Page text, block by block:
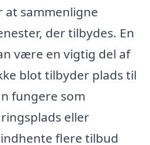
at sammenligne
der tilbydes. En
være en vigtig del af
blot tilbyder plads til
fungere som
eller
flere tilbud